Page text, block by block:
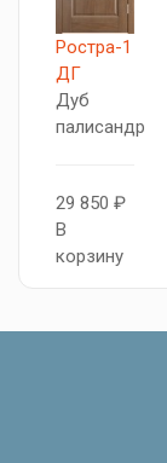
Ростра-1
ДГ
Дуб
палисандр
29 850 ₽
В
корзину